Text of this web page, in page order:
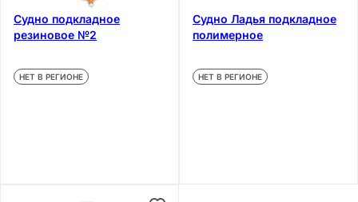
Судно подкладное
резиновое №2
НЕТ В РЕГИОНЕ
Судно Ладья подкладное
полимерное
НЕТ В РЕГИОНЕ